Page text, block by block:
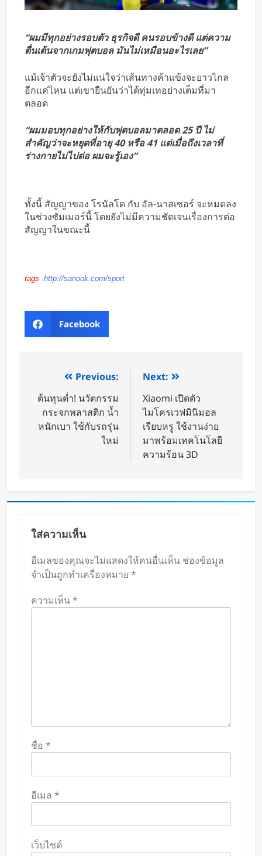
“ผมมีทุกอย่างรอบตัว ธุรกิจดี คนรอบข้างดี แต่ความ
ตื่นเต้นจากเกมฟุตบอล มันไม่เหมือนอะไรเลย”
แม้เจ้าตัวจะยังไม่แน่ใจว่าเส้นทางค้าแข้งจะยาวไกล
อีกแค่ไหน แต่เขายืนยันว่าได้ทุ่มเทอย่างเต็มที่มา
ตลอด
“ผมมอบทุกอย่างให้กับฟุตบอลมาตลอด 25 ปี ไม่
สำคัญว่าจะหยุดที่อายุ 40 หรือ 41 แต่เมื่อถึงเวลาที่
ร่างกายไม่ไปต่อ ผมจะรู้เอง”
ทั้งนี้ สัญญาของ โรนัลโด กับ อัล-นาสเซอร์ จะหมดลง
ในช่วงซัมเมอร์นี้ โดยยังไม่มีความชัดเจนเรื่องการต่อ
สัญญาในขณะนี้
tags :http://sanook.com/sport
Facebook
Previous:
ต้นทุนต่ำ! นวัตกรรม
กระจกพลาสติก น้ำ
หนักเบา ใช้กับรถรุ่น
ใหม่
Next:
Xiaomi เปิดตัว
ไมโครเวฟมินิมอล
เรียบหรู ใช้งานง่าย
มาพร้อมเทคโนโลยี
ความร้อน 3D
ใส่ความเห็น
อีเมลของคุณจะไม่แสดงให้คนอื่นเห็น ช่องข้อมูล
จำเป็นถูกทำเครื่องหมาย *
ความเห็น*
ชื่อ *
อีเมล *
เว็บไซต์